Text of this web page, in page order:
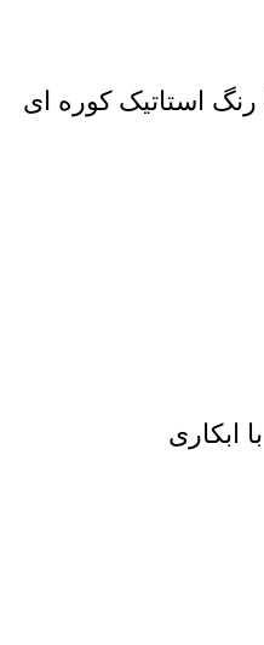
استاتیک کوره ای
ابکاری